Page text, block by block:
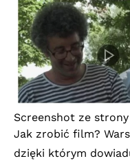
Screenshot ze strony
Jak zrobić film?
dzięki którym